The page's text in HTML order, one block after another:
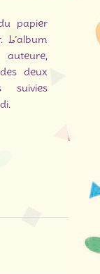
papier
L’album
deux
suivies